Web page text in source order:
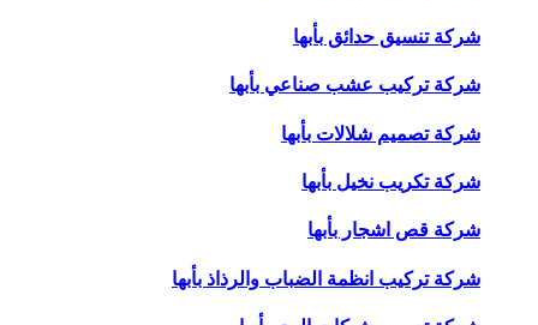
شركة تنسيق حدائق بأبها
شركة تركيب عشب صناعي بأبها
شركة تصميم شلالات بأبها
شركة تكريب نخيل بأبها
شركة قص اشجار بأبها
شركة تركيب انظمة الضباب والرذاذ بأبها